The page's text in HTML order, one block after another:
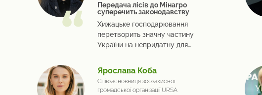
Передача лісів до Мінагро
суперечить законодавству
Хижацьке господарювання
перетворить значну частину
України на непридатну для
Ярослава Коба
Співзасновниця зоозахисної
громадської організації URSA